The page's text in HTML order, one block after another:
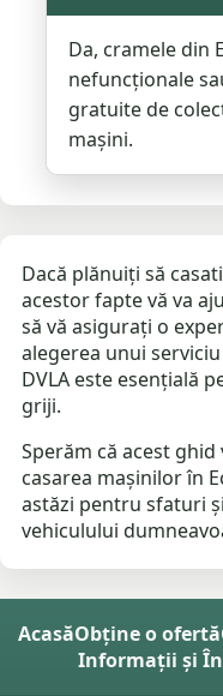
Da, cramele din
nefuncționale
gratuite de
mașini.
Dacă plănuiți să
acestor fapte vă va
să vă asigurați o
alegerea unui
DVLA este esențială
griji.
Sperăm că acest
casarea mașinilor în
astăzi pentru sfaturi
vehiculului
AcasăObține o ofertă
Informații și